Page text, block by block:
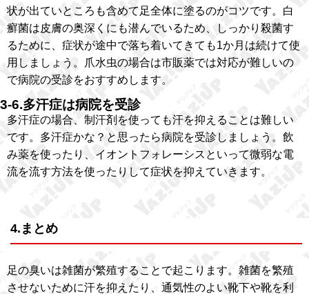
状が出ていところも含めて足全体に塗るのがコツです。白
癬菌は皮膚の奥深くにも潜んでいるため、しっかり殺菌す
るために、症状が途中で落ち着いてきても1か月は続けて使
用しましょう。爪水虫の場合は市販薬では対応が難しいの
で病院の受診をおすすめします。
3-6.多汗症は病院を受診
多汗症の場合、制汗剤を使っても汗を抑えることは難しい
です。多汗症かな？と思ったら病院を受診しましょう。飲
み薬を使ったり、イオントフォレーシスといって微弱な電
流を流す方法を使ったりして症状を抑えていきます。
4.まとめ
足の臭いは雑菌が繁殖することで起こります。雑菌を繁殖
させないために汗を抑えたり、通気性のよい靴下や靴を利